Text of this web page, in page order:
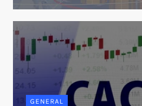
GENERAL